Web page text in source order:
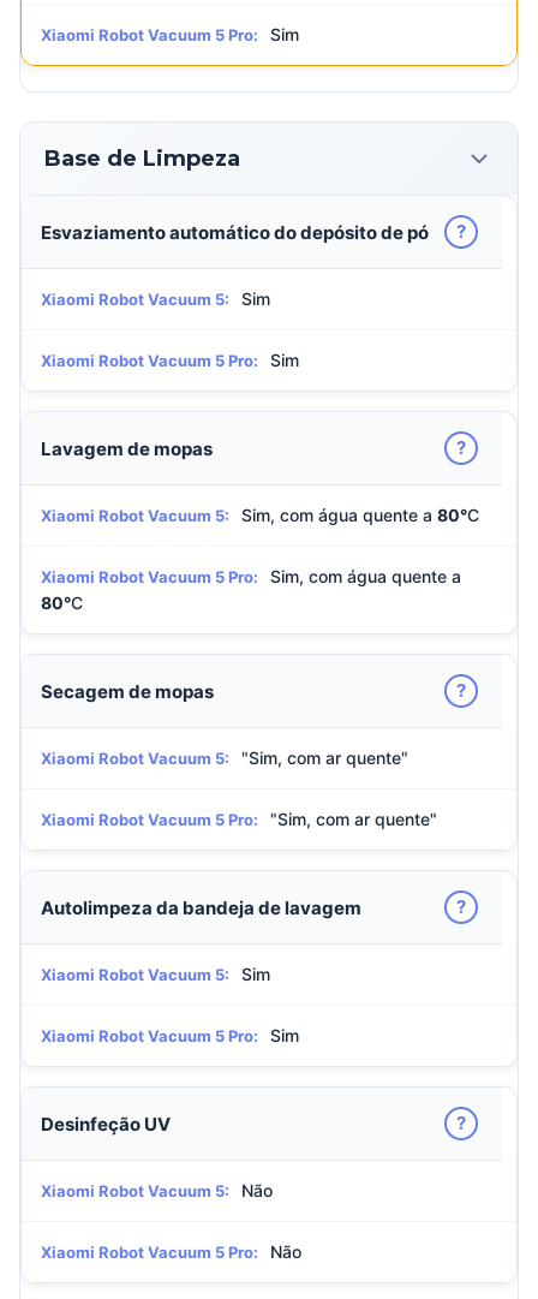
Xiaomi Robot Vacuum 5 Pro: Sim
Base de Limpeza
Esvaziamento automático do depósito de pó ?
Xiaomi Robot Vacuum 5: Sim
Xiaomi Robot Vacuum 5 Pro: Sim
Lavagem de mopas ?
Xiaomi Robot Vacuum 5: Sim, com água quente a 80°C
Xiaomi Robot Vacuum 5 Pro:
Sim, com água quente a
80°C
Secagem de mopas ?
Xiaomi Robot Vacuum 5: "Sim, com ar quente"
Xiaomi Robot Vacuum 5 Pro: "Sim, com ar quente"
Autolimpeza da bandeja de lavagem ?
Xiaomi Robot Vacuum 5: Sim
Xiaomi Robot Vacuum 5 Pro: Sim
Desinfeção UV ?
Xiaomi Robot Vacuum 5: Não
Xiaomi Robot Vacuum 5 Pro: Não